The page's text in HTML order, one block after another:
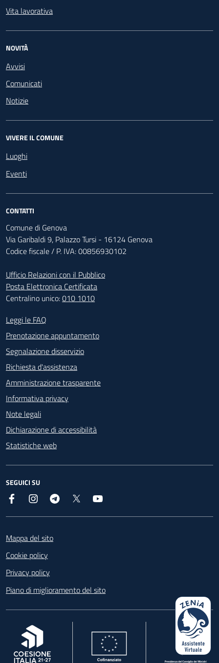
Vita lavorativa
NOVITÀ
Avvisi
Comunicati
Notizie
VIVERE IL COMUNE
Luoghi
Eventi
CONTATTI
Comune di Genova
Via Garibaldi 9, Palazzo Tursi - 16124 Genova
Codice fiscale / P. IVA: 00856930102
Ufficio Relazioni con il Pubblico
Posta Elettronica Certificata
Centralino unico:010 1010
Footer - Contatti
Leggi le FAQ
Prenotazione appuntamento
Segnalazione disservizio
Richiesta d'assistenza
Amministrazione trasparente
Informativa privacy
Note legali
Dichiarazione di accessibilità
Statistiche web
SEGUICI SU
Facebook InstagramTelegram
Mappa del sito
Cookie policy
Privacy policy
Piano di miglioramento del sito
, apre in una nuova scheda , apre in una nuova